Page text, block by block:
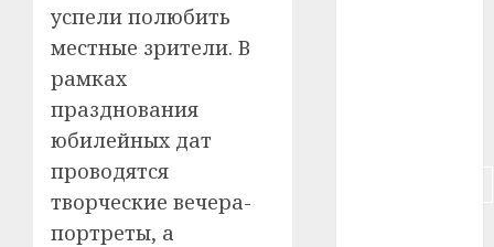
успели полюбить
местные зрители. В
рамках
празднования
юбилейных дат
проводятся
творческие вечера-
портреты, а